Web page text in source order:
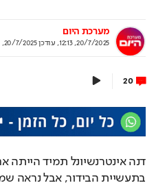
מערכת היום
20/7/2025, 12:13
, עודכן20/7/2025, 17:04
20